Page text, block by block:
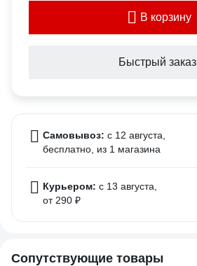
В корзину
Быстрый заказ
Самовывоз: c 12 августа,
бесплатно , из 1 магазина
Курьером: c 13 августа,
от 290 ₽
Сопутствующие товары